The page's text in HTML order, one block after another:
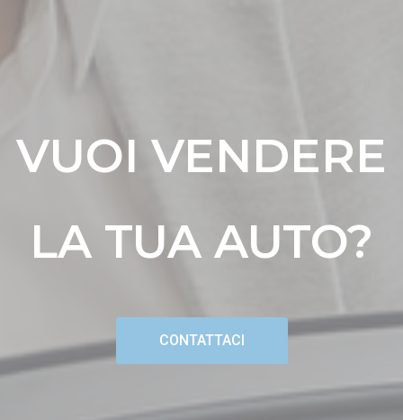
VUOI VENDERE
LA TUA AUTO?
CONTATTACI